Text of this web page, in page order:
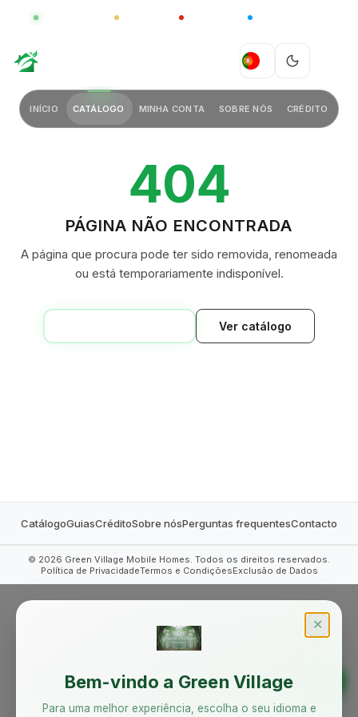
GLOBAL CHINA
PT
INÍCIO CATÁLOGO MINHA CONTA SOBRE NÓS CRÉDITO
404
PÁGINA NÃO ENCONTRADA
A página que procura pode ter sido removida, renomeada
ou está temporariamente indisponível.
Ver catálogo
CatálogoGuiasCréditoSobre nósPerguntas frequentesContacto
© 2026 Green Village Mobile Homes. Todos os direitos reservados.
Política de PrivacidadeTermos e CondiçõesExclusão de Dados
✕
Bem-vindo a Green Village
Para uma melhor experiência, escolha o seu idioma e